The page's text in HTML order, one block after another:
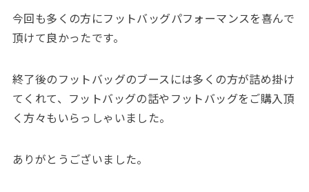
今回も多くの方にフットバッグパフォーマンスを喜んで
頂けて良かったです。
終了後のフットバッグのブースには多くの方が詰め掛け
てくれて、フットバッグの話やフットバッグをご購入頂
く方々もいらっしゃいました。
ありがとうございました。